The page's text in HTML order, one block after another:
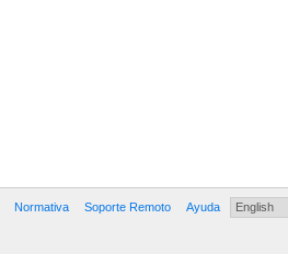
Normativa Soporte Remoto Ayuda